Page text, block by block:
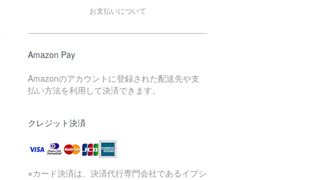
お支払いについて
Amazon Pay
Amazonのアカウントに登録された配送先や支
払い方法を利用して決済できます。
クレジット決済
※カード決済は、決済代行専門会社であるイプシ